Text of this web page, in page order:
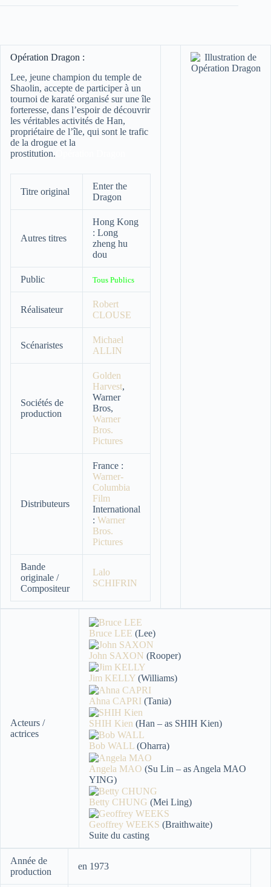
Opération Dragon :
Lee, jeune champion du temple de
Shaolin, accepte de participer à un
tournoi de karaté organisé sur une île
forteresse, dans l’espoir de découvrir
les véritables activités de Han,
propriétaire de l’île, qui sont le trafic
de la drogue et la
prostitution.
Titre original
Enter the
Dragon
Autres titres
Hong Kong
: Long
zheng hu
dou
Public Tous Publics
Réalisateur
Robert
CLOUSE
Scénaristes
Michael
ALLIN
Sociétés de
production
Golden
Harvest,
Warner
Bros,
Warner
Bros.
Pictures
Distributeurs
France :
Warner-
Columbia
Film
International
: Warner
Bros.
Pictures
Bande
originale /
Compositeur
Lalo
SCHIFRIN
Acteurs /
actrices
Bruce LEE (Lee)
John SAXON (Rooper)
Jim KELLY (Williams)
Ahna CAPRI (Tania)
SHIH Kien (Han – as SHIH Kien)
Bob WALL (Oharra)
Angela MAO (Su Lin – as Angela MAO
YING)
Betty CHUNG (Mei Ling)
Geoffrey WEEKS (Braithwaite)
Suite du casting
Année de
production
en 1973